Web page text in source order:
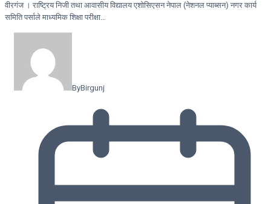
वीरगंज । राष्ट्रिय निजी तथा आवासीय विद्यालय एशोसिएसन नेपाल (नेशनल प्याब्सन) नगर कार्य
समिति पर्साले माध्यमिक शिक्षा परीक्षा…
ByBirgunj